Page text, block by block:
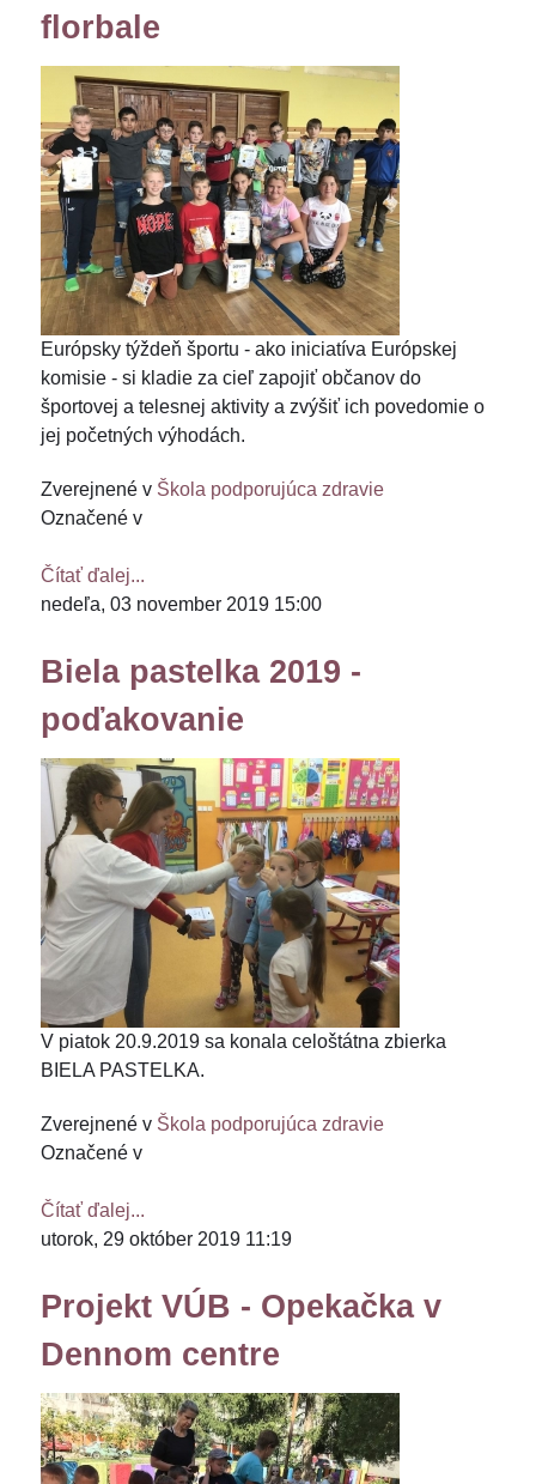
florbale
Európsky týždeň športu - ako iniciatíva Európskej
komisie - si kladie za cieľ zapojiť občanov do
športovej a telesnej aktivity a zvýšiť ich povedomie o
jej početných výhodách.
Zverejnené v Škola podporujúca zdravie
Označené v
Čítať ďalej...
nedeľa, 03 november 2019 15:00
Biela pastelka 2019 -
poďakovanie
V piatok 20.9.2019 sa konala celoštátna zbierka
BIELA ​​PASTELKA.
Zverejnené v Škola podporujúca zdravie
Označené v
Čítať ďalej...
utorok, 29 október 2019 11:19
Projekt VÚB - Opekačka v
Dennom centre